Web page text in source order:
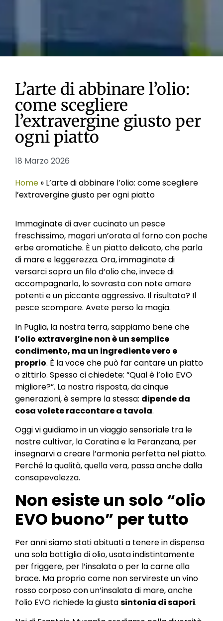
L’arte di abbinare l’olio:
come scegliere
l’extravergine giusto per
ogni piatto
18 Marzo 2026
Home » L’arte di abbinare l’olio: come scegliere
l’extravergine giusto per ogni piatto
Immaginate di aver cucinato un pesce
freschissimo, magari un’orata al forno con poche
erbe aromatiche. È un piatto delicato, che parla
di mare e leggerezza. Ora, immaginate di
versarci sopra un filo d’olio che, invece di
accompagnarlo, lo sovrasta con note amare
potenti e un piccante aggressivo. Il risultato? Il
pesce scompare. Avete perso la magia.
In Puglia, la nostra terra, sappiamo bene che
l’olio extravergine non è un semplice
condimento, ma un ingrediente vero e
proprio. È la voce che può far cantare un piatto
o zittirlo. Spesso ci chiedete: “Qual è l’olio EVO
migliore?”. La nostra risposta, da cinque
generazioni, è sempre la stessa: dipende da
cosa volete raccontare a tavola.
Oggi vi guidiamo in un viaggio sensoriale tra le
nostre cultivar, la Coratina e la Peranzana, per
insegnarvi a creare l’armonia perfetta nel piatto.
Perché la qualità, quella vera, passa anche dalla
consapevolezza.
Non esiste un solo “olio
EVO buono” per tutto
Per anni siamo stati abituati a tenere in dispensa
una sola bottiglia di olio, usata indistintamente
per friggere, per l’insalata o per la carne alla
brace. Ma proprio come non servireste un vino
rosso corposo con un’insalata di mare, anche
l’olio EVO richiede la giustasintonia di sapori.